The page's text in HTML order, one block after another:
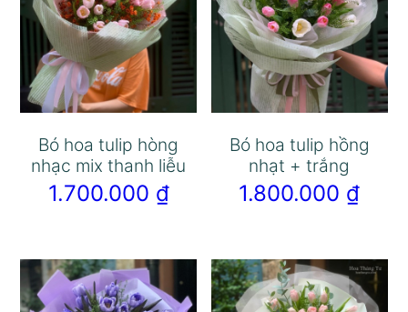
Bó hoa tulip hòng
nhạc mix thanh liễu
1.700.000 ₫
Bó hoa tulip hồng
nhạt + trắng
1.800.000 ₫